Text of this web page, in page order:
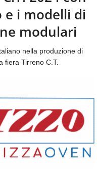
i modelli di
modulari
nella produzione di
fiera Tirreno C.T.